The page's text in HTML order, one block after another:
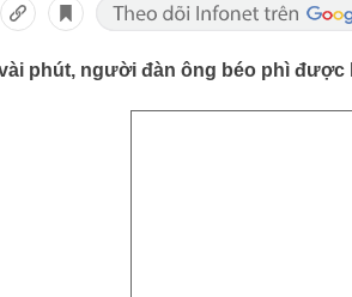
phút, người đàn ông béo phì được